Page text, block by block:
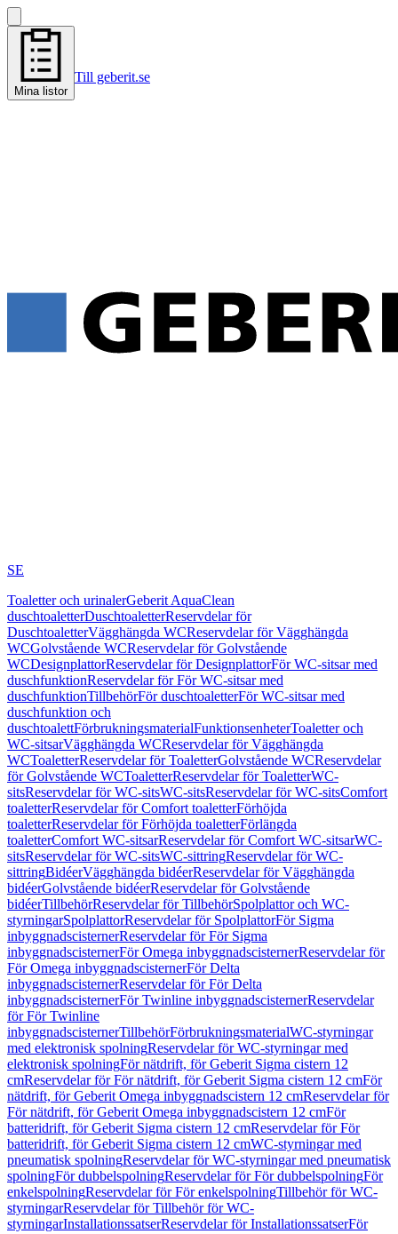
Mina listor
Till geberit.se
SE
Toaletter och urinalerGeberit AquaClean
duschtoaletterDuschtoaletterReservdelar för
DuschtoaletterVägghängda WCReservdelar för Vägghängda
WCGolvstående WCReservdelar för Golvstående
WCDesignplattorReservdelar för DesignplattorFör WC-sitsar med
duschfunktionReservdelar för För WC-sitsar med
duschfunktionTillbehörFör duschtoaletterFör WC-sitsar med
duschfunktion och
duschtoalettFörbrukningsmaterialFunktionsenheterToaletter och
WC-sitsarVägghängda WCReservdelar för Vägghängda
WCToaletterReservdelar för ToaletterGolvstående WCReservdelar
för Golvstående WCToaletterReservdelar för ToaletterWC-
sitsReservdelar för WC-sitsWC-sitsReservdelar för WC-sitsComfort
toaletterReservdelar för Comfort toaletterFörhöjda
toaletterReservdelar för Förhöjda toaletterFörlängda
toaletterComfort WC-sitsarReservdelar för Comfort WC-sitsarWC-
sitsReservdelar för WC-sitsWC-sittringReservdelar för WC-
sittringBidéerVägghängda bidéerReservdelar för Vägghängda
bidéerGolvstående bidéerReservdelar för Golvstående
bidéerTillbehörReservdelar för TillbehörSpolplattor och WC-
styrningarSpolplattorReservdelar för SpolplattorFör Sigma
inbyggnadscisternerReservdelar för För Sigma
inbyggnadscisternerFör Omega inbyggnadscisternerReservdelar för
För Omega inbyggnadscisternerFör Delta
inbyggnadscisternerReservdelar för För Delta
inbyggnadscisternerFör Twinline inbyggnadscisternerReservdelar
för För Twinline
inbyggnadscisternerTillbehörFörbrukningsmaterialWC-styrningar
med elektronisk spolningReservdelar för WC-styrningar med
elektronisk spolningFör nätdrift, för Geberit Sigma cistern 12
cmReservdelar för För nätdrift, för Geberit Sigma cistern 12 cmFör
nätdrift, för Geberit Omega inbyggnadscistern 12 cmReservdelar för
För nätdrift, för Geberit Omega inbyggnadscistern 12 cmFör
batteridrift, för Geberit Sigma cistern 12 cmReservdelar för För
batteridrift, för Geberit Sigma cistern 12 cmWC-styrningar med
pneumatisk spolningReservdelar för WC-styrningar med pneumatisk
spolningFör dubbelspolningReservdelar för För dubbelspolningFör
enkelspolningReservdelar för För enkelspolningTillbehör för WC-
styrningarReservdelar för Tillbehör för WC-
styrningarInstallationssatserReservdelar för InstallationssatserFör